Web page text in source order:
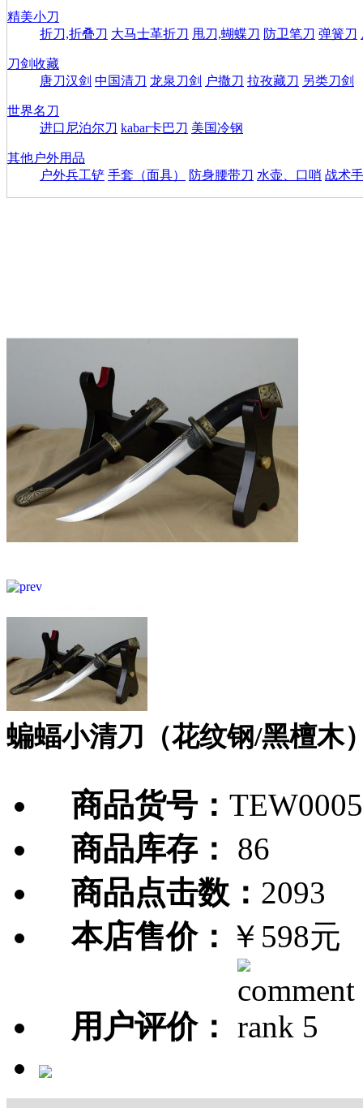
精美小刀
折刀,折叠刀 大马士革折刀 甩刀,蝴蝶刀 防卫笔刀 弹簧刀
刀剑收藏
唐刀汉剑 中国清刀 龙泉刀剑 户撒刀 拉孜藏刀 另类刀剑
世界名刀
进口尼泊尔刀 kabar卡巴刀 美国冷钢
其他户外用品
户外兵工铲 手套（面具） 防身腰带刀 水壶、口哨 战术
蝙蝠小清刀（花纹钢/黑檀木
商品货号：
商品库存：
86
商品点击数： 2093
本店售价： ￥598元
用户评价：